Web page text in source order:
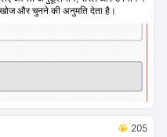
और चुनने की अनुमति देता है।
205